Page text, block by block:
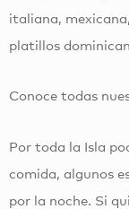
italiana,
platillos
Conoce todas
Por toda la Isla
comida, algunos
por la noche. Si